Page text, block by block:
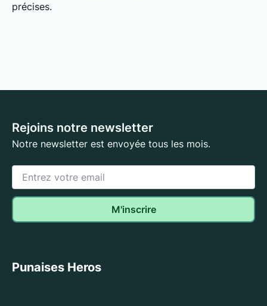
précises.
Rejoins notre newsletter
Notre newsletter est envoyée tous les mois.
Punaises Heros